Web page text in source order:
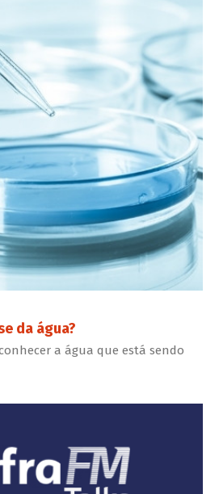
da água?
a água que está sendo